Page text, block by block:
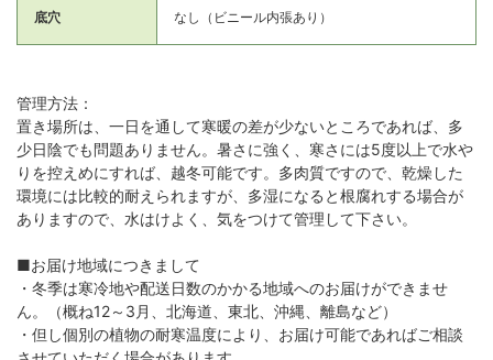
底穴 なし（ビニール内張あり）
管理方法：
置き場所は、一日を通して寒暖の差が少ないところであれば、多
少日陰でも問題ありません。暑さに強く、寒さには5度以上で水や
りを控えめにすれば、越冬可能です。多肉質ですので、乾燥した
環境には比較的耐えられますが、多湿になると根腐れする場合が
ありますので、水はけよく、気をつけて管理して下さい。
■お届け地域につきまして
・冬季は寒冷地や配送日数のかかる地域へのお届けができませ
ん。（概ね12～3月、北海道、東北、沖縄、離島など）
・但し個別の植物の耐寒温度により、お届け可能であればご相談